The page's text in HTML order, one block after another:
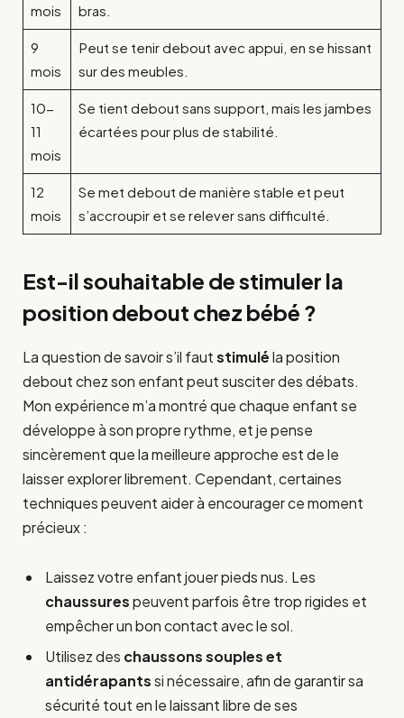
mois
bras.
9
mois
Peut se tenir debout avec appui, en se hissant
sur des meubles.
10-
11
mois
Se tient debout sans support, mais les jambes
écartées pour plus de stabilité.
12
mois
Se met debout de manière stable et peut
s’accroupir et se relever sans difficulté.
Est-il souhaitable de stimuler la
position debout chez bébé ?
La question de savoir s’il fautstimuléla position
debout chez son enfant peut susciter des débats.
Mon expérience m’a montré que chaque enfant se
développe à son propre rythme, et je pense
sincèrement que la meilleure approche est de le
laisser explorer librement. Cependant, certaines
techniques peuvent aider à encourager ce moment
précieux :
Laissez votre enfant jouer pieds nus. Les
chaussurespeuvent parfois être trop rigides et
empêcher un bon contact avec le sol.
Utilisez des chaussons souples et
antidérapantssi nécessaire, afin de garantir sa
sécurité tout en le laissant libre de ses